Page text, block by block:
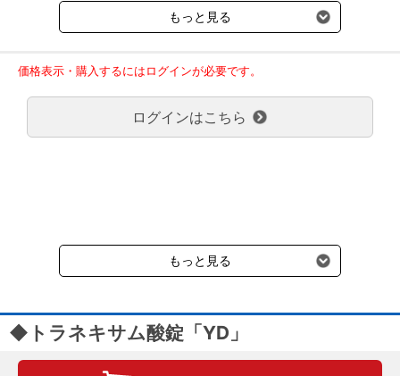
※2017年11月14日（火）より沖縄県へのお届けにつきましては、1
回のご注文金額（税込）が、30,000円以上で配送無料となります。
ご了承のほどよろしくお願い致します。
弊社都合でお届けが２回以上に分かれる場合の送料負担は、１回分
のみで新たな送料は発生しません。
大型商品送料が必要な商品をご注文の場合は、大型商品送料のみご
負担頂きます。
受けます。
もっと見る
価格表示・購入するにはログインが必要です。
ログインはこちら
もっと見る
◆トラネキサム酸錠「YD」